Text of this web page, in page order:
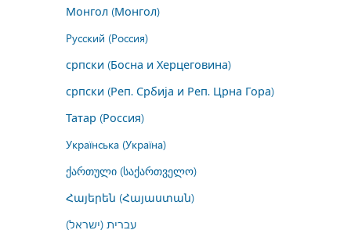
Монгол (Монгол)
Русский (Россия)
српски (Босна и Херцеговина)
српски (Реп. Србија и Реп. Црна Гора)
Татар (Россия)
Українська (Україна)
ქართული (საქართველო)
Հայերեն (Հայաստան)
עברית (ישראל)